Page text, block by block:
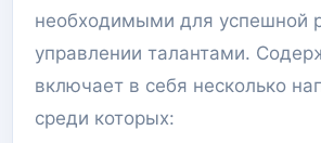
необходимыми для успешной
управлении талантами.
включает в себя несколько
среди которых: